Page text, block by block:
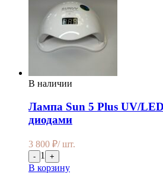
В наличии
Лампа Sun 5 Plus UV/
диодами
3 800 ₽/ шт.
- 1 +
В корзину